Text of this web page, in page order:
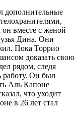
дополнительные
вместе с женой
Дина. Они
Пока Торрио
доказать свою
рядом, следя
работу. Он был
Аль Капоне
что уходит
в 26 лет стал